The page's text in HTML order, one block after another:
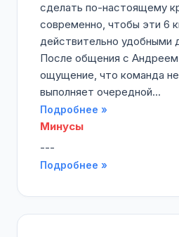
сделать по-настоящему
современно, чтобы эти 6
действительно удобными
После общения с
ощущение, что команда
выполняет очередной...
Подробнее »
Минусы
---
Подробнее »